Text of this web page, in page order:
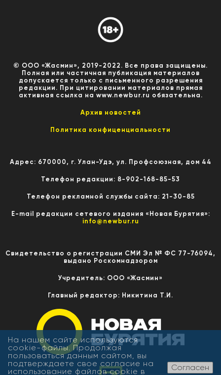
© ООО «Жасмин», 2019-2022. Все права защищены.
Полная или частичная публикация материалов
допускается только с письменного разрешения
редакции. При цитировании материалов прямая
активная ссылка на www.newbur.ru обязательна.
Архив новостей
Политика конфиценциальности
Адрес: 670000, г. Улан-Удэ, ул. Профсоюзная, дом 44
Телефон редакции: 8-902-168-85-53
Телефон рекламной службы сайта: 21-30-85
E-mail редакции сетевого издания «Новая Бурятия»:
info@newbur.ru
Свидетельство о регистрации СМИ Эл № ФС 77-76094,
выдано Роскомнадзором
Учредитель: ООО «Жасмин»
Главный редактор: Никитина Т.И.
На нашем сайте используются
cookie-файлы. Продолжая
пользоваться данным сайтом, вы
подтверждаете свое согласие на
использование файлов cookie в
Согласен